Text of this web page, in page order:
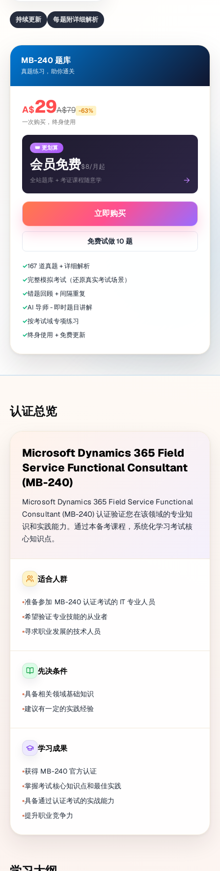
持续更新 每题附详细解析
MB-240 题库
真题练习，助你通关
A$29A$79 -63%
一次购买，终身使用
👑 更划算
会员免费$8/月起
全站题库 + 考证课程随意学 →
立即购买
免费试做 10 题
✓167 道真题 + 详细解析
✓完整模拟考试（还原真实考试场景）
✓错题回顾 + 间隔重复
✓AI 导师 - 即时题目讲解
✓按考试域专项练习
✓终身使用 + 免费更新
认证总览
Microsoft Dynamics 365 Field
Service Functional Consultant
(MB-240)
Microsoft Dynamics 365 Field Service Functional
Consultant (MB-240) 认证验证您在该领域的专业知
识和实践能力。通过本备考课程，系统化学习考试核
心知识点。
适合人群
准备参加 MB-240 认证考试的 IT 专业人员
希望验证专业技能的从业者
寻求职业发展的技术人员
先决条件
具备相关领域基础知识
建议有一定的实践经验
学习成果
获得 MB-240 官方认证
掌握考试核心知识点和最佳实践
具备通过认证考试的实战能力
提升职业竞争力